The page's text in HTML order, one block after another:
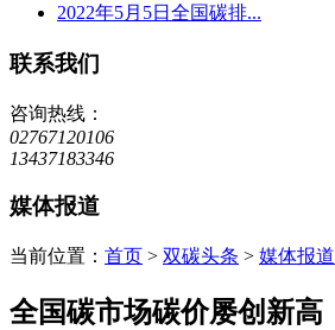
2022年5月5日全国碳排...
联系我们
咨询热线：
02767120106
13437183346
媒体报道
当前位置： 首页 > 双碳头条 > 媒体报道
全国碳市场碳价屡创新高